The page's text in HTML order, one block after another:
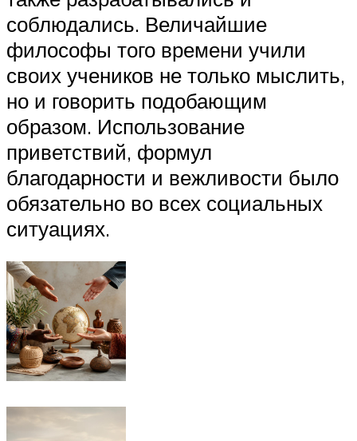
соблюдались. Величайшие
философы того времени учили
своих учеников не только мыслить,
но и говорить подобающим
образом. Использование
приветствий, формул
благодарности и вежливости было
обязательно во всех социальных
ситуациях.